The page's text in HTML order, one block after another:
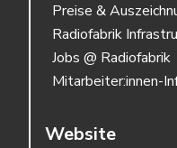
Preise &
Radiofabrik
Jobs @ Radiofabrik
Mitarbeiter:innen-
Website